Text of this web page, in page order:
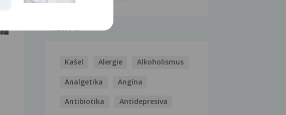
NEMOCI
Kašel Alergie Alkoholismus
Analgetika Angína
Antibiotika Antidepresiva